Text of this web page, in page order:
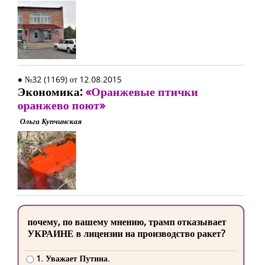
● №32 (1169) от 12.08.2015
Экономика:«Оранжевые птички
оранжево поют»
Ольга Купчинская
почему, по вашему мнению, трамп отказывает
УКРАИНЕ в лицензии на производство ракет?
1. Уважает Путина.